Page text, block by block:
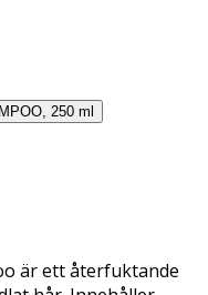
250 ml
är ett återfuktande